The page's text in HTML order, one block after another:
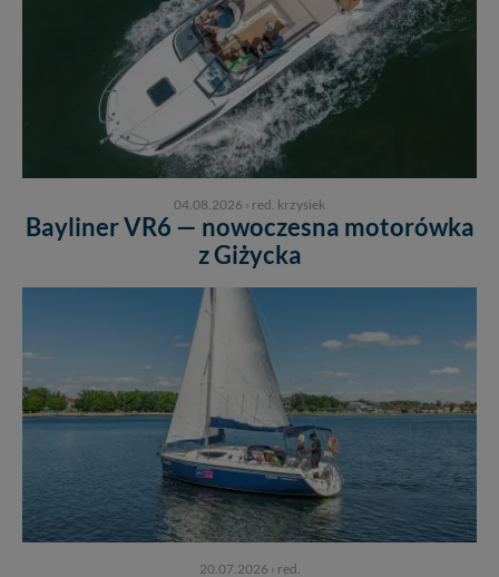
04.08.2026 › red. krzysiek
Bayliner VR6 — nowoczesna motorówka
z Giżycka
20.07.2026 › red.